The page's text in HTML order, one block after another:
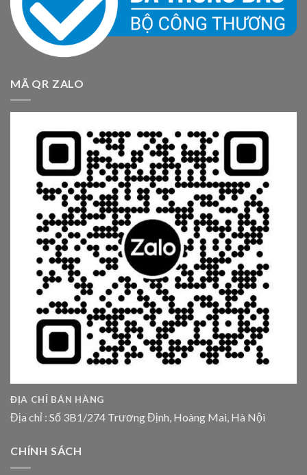
MÃ QR ZALO
ĐỊA CHỈ BÁN HÀNG
Địa chỉ : Số 3B1/274 Trương Định, Hoàng Mai, Hà Nội
CHÍNH SÁCH